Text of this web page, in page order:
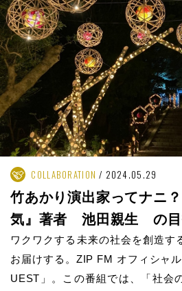
COLLABORATION 2024.05.29
竹あかり演出家ってナニ
気』著者 池田親生 の目
ワクワクする未来の社会を創造す
お届けする。ZIP FM オフィシャ
UEST」。この番組では、「社会